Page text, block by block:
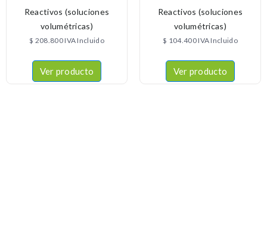
Reactivos (soluciones
volumétricas)
$ 208.800IVA Incluido
Ver producto
Reactivos (soluciones
volumétricas)
$ 104.400IVA Incluido
Ver producto